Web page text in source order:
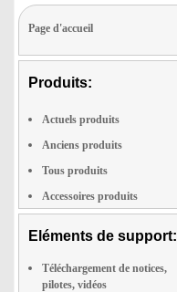
Page d'accueil
Produits:
Actuels produits
Anciens produits
Tous produits
Accessoires produits
Eléments de support:
Téléchargement de notices,
pilotes, vidéos